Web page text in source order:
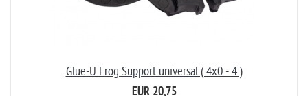
Glue-U Frog Support universal ( 4x0 - 4 )
EUR 20,75